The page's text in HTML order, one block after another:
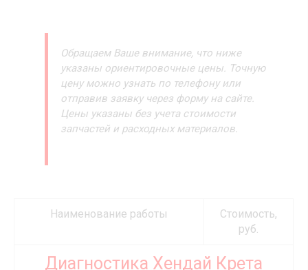
Обращаем Ваше внимание, что ниже
указаны ориентировочные цены. Точную
цену можно узнать по телефону или
отправив заявку через форму на сайте.
Цены указаны без учета стоимости
запчастей и расходных материалов.
Наименование работы
Стоимость,
руб.
Диагностика Хендай Крета